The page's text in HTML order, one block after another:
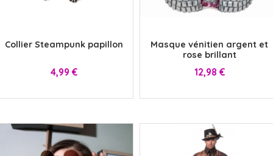
Collier Steampunk papillon
Prix
4,99 €
Masque vénitien argent et
rose brillant
Prix
12,98 €